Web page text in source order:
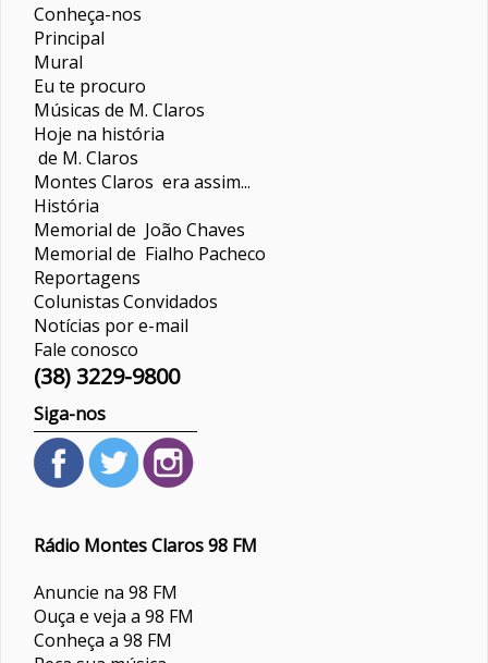
Conheça-nos
Principal
Mural
Eu te procuro
Músicas de M. Claros
Hoje na história
de M. Claros
Montes Claros era assim...
História
Memorial de João Chaves
Memorial de Fialho Pacheco
Reportagens
ColunistasConvidados
Notícias por e-mail
Fale conosco
(38) 3229-9800
Siga-nos
Rádio Montes Claros 98 FM
Anuncie na 98 FM
Ouça e veja a 98 FM
Conheça a 98 FM